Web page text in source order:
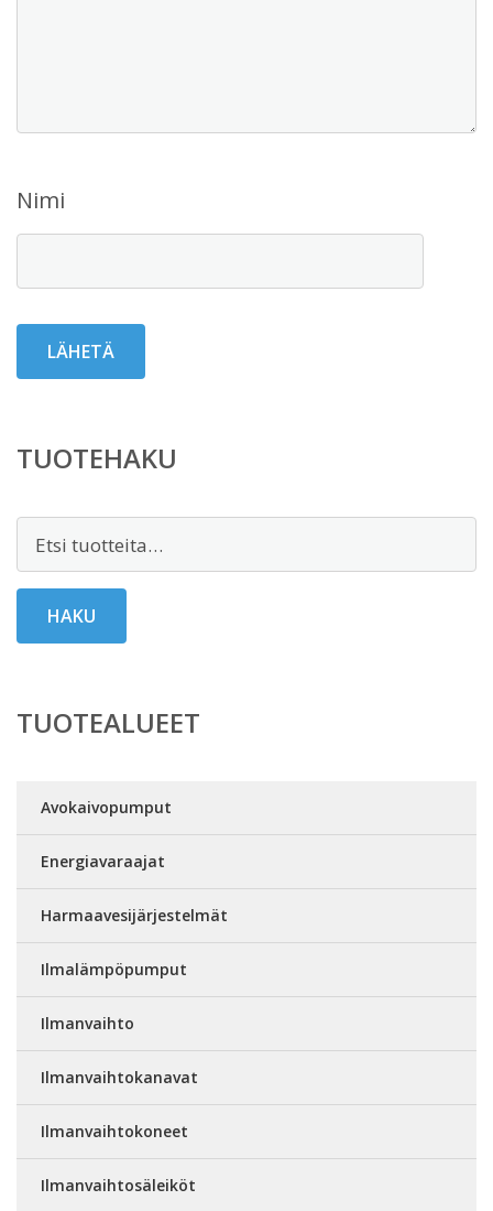
Nimi
TUOTEHAKU
HAKU
TUOTEALUEET
Avokaivopumput
Energiavaraajat
Harmaavesijärjestelmät
Ilmalämpöpumput
Ilmanvaihto
Ilmanvaihtokanavat
Ilmanvaihtokoneet
Ilmanvaihtosäleiköt